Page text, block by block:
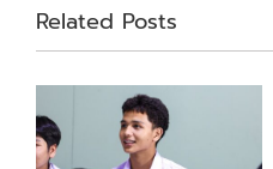
Related Posts